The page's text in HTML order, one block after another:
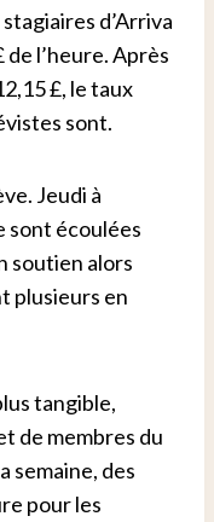
d’Arriva
l’heure. Après
£, le taux
sont.
Jeudi à
sont écoulées
soutien alors
plusieurs en
tangible,
de membres du
semaine, des
pour les